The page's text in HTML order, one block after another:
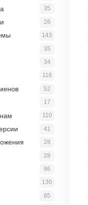
35
26
143
35
34
116
52
17
110
41
28
28
86
130
85